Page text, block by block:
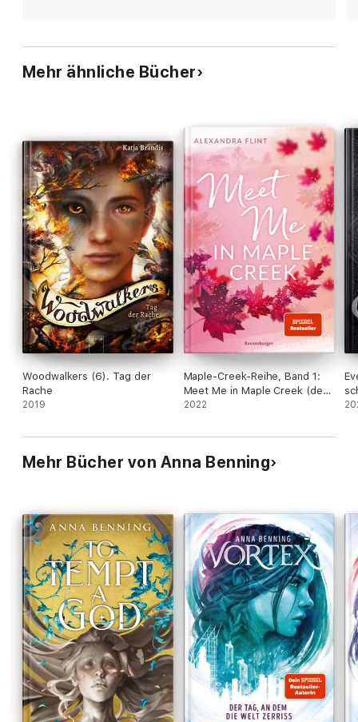
Mehr ähnliche Bücher
Woodwalkers (6). Tag der
Rache
2019
Maple-Creek-Reihe, Band 1:
Meet Me in Maple Creek (der
SPIEGEL-Bestseller-Erfolg von
2022
Mehr Bücher von Anna Benning